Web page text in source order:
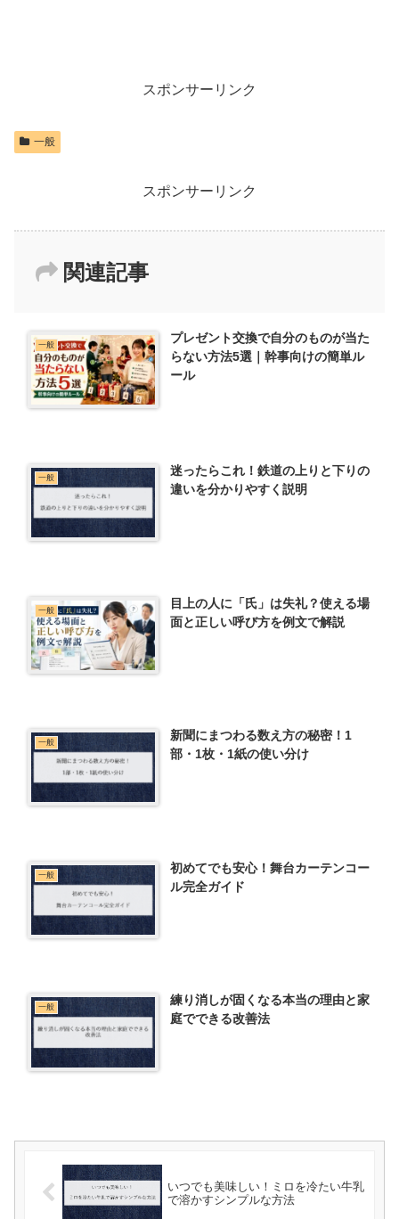
スポンサーリンク
一般
スポンサーリンク
関連記事
一般
プレゼント交換で自分のものが当た
らない方法5選｜幹事向けの簡単ル
ール
一般
迷ったらこれ！鉄道の上りと下りの
違いを分かりやすく説明
一般
目上の人に「氏」は失礼？使える場
面と正しい呼び方を例文で解説
一般
新聞にまつわる数え方の秘密！1
部・1枚・1紙の使い分け
一般
初めてでも安心！舞台カーテンコー
ル完全ガイド
一般
練り消しが固くなる本当の理由と家
庭でできる改善法
いつでも美味しい！ミロを冷たい牛乳
で溶かすシンプルな方法